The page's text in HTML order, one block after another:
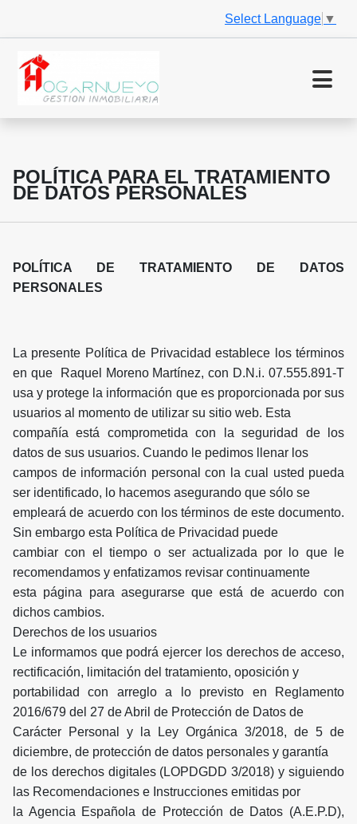
Select Language ▼
POLÍTICA PARA EL TRATAMIENTO
DE DATOS PERSONALES
POLÍTICA DE TRATAMIENTO DE DATOS
PERSONALES
La presente Política de Privacidad establece los términos
en que Raquel Moreno Martínez, con D.N.i. 07.555.891-T
usa y protege la información que es proporcionada por sus
usuarios al momento de utilizar su sitio web. Esta
compañía está comprometida con la seguridad de los
datos de sus usuarios. Cuando le pedimos llenar los
campos de información personal con la cual usted pueda
ser identificado, lo hacemos asegurando que sólo se
empleará de acuerdo con los términos de este documento.
Sin embargo esta Política de Privacidad puede
cambiar con el tiempo o ser actualizada por lo que le
recomendamos y enfatizamos revisar continuamente
esta página para asegurarse que está de acuerdo con
dichos cambios.
Derechos de los usuarios
Le informamos que podrá ejercer los derechos de acceso,
rectificación, limitación del tratamiento, oposición y
portabilidad con arreglo a lo previsto en Reglamento
2016/679 del 27 de Abril de Protección de Datos de
Carácter Personal y la Ley Orgánica 3/2018, de 5 de
diciembre, de protección de datos personales y garantía
de los derechos digitales (LOPDGDD 3/2018) y siguiendo
las Recomendaciones e Instrucciones emitidas por
la Agencia Española de Protección de Datos (A.E.P.D),